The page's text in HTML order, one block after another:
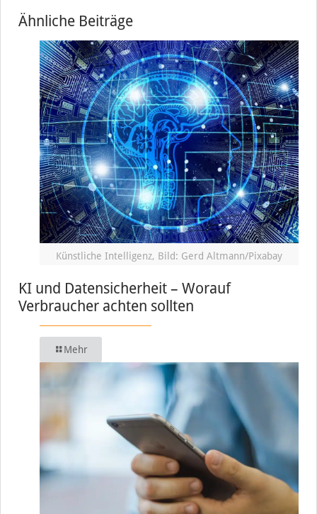
Ähnliche Beiträge
Künstliche Intelligenz, Bild: Gerd Altmann/Pixabay
KI und Datensicherheit – Worauf
Verbraucher achten sollten
Mehr